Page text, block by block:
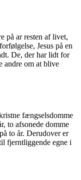
på ar resten af livet,
Jesus på en
De, der har lidt for
andre om at blive
fængselsdomme
to afsonede domme
to år. Derudover er
fjerntliggende egne i